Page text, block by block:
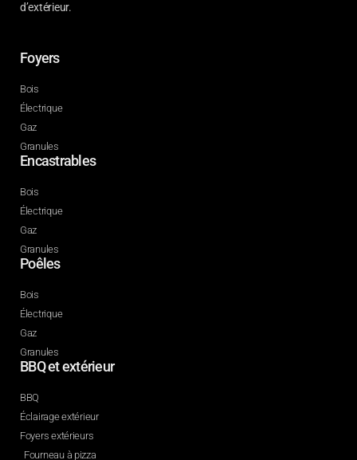
d’extérieur.
Foyers
Bois
Électrique
Gaz
Granules
Encastrables
Bois
Électrique
Gaz
Granules
Poêles
Bois
Électrique
Gaz
Granules
BBQ et extérieur
BBQ
Éclairage extérieur
Foyers extérieurs
Fourneau à pizza